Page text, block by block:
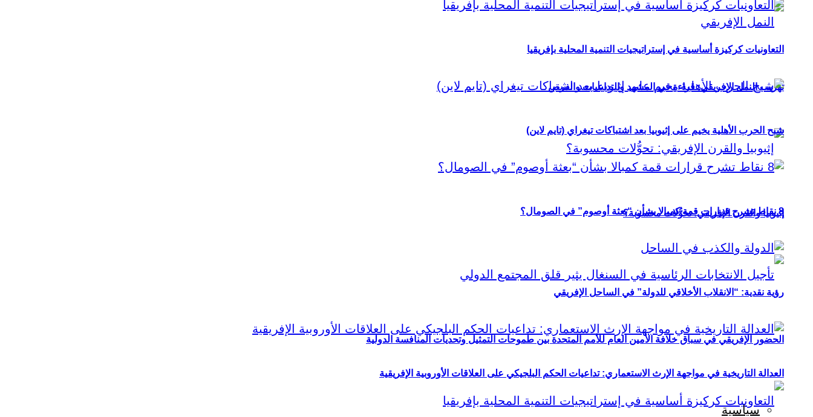
تهريب النمل الإفريقي: قراءة في المشهد والتداعيات والفرص
إثيوبيا والقرن الإفريقي: تحوُّلات محسوبة؟
الحضور الإفريقي في سباق خلافة الأمين العام للأمم المتحدة بين طموحات التمثيل وتحديات المنافسة الدولية
التعاونيات كركيزة أساسية في إستراتيجيات التنمية المحلية بإفريقيا
شبح الحرب الأهلية يخيم على إثيوبيا بعد اشتباكات تيغراي (تايم لاين)
8 نقاط تشرح قرارات قمة كمبالا بشأن “بعثة أوصوم” في الصومال؟
رؤية نقدية: “الانقلاب الأخلاقي للدولة” في الساحل الإفريقي
العدالة التاريخية في مواجهة الإرث الاستعماري: تداعيات الحكم البلجيكي على العلاقات الأوروبية الإفريقية
سياسية